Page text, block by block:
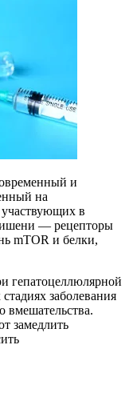
и
на
в
— рецепторы
mTOR и белки,
гепатоцеллюлярной
заболевания
вмешательства.
замедлить